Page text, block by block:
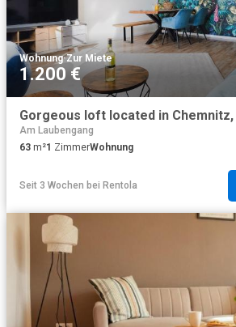
Wohnung·Zur Miete
1.200 €
Am Laubengang
63 m²1 ZimmerWohnung
Seit 3 Wochen bei Rentola